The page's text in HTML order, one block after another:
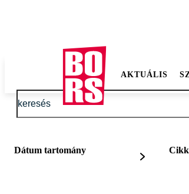
AKTUÁLIS
Dátum tartomány